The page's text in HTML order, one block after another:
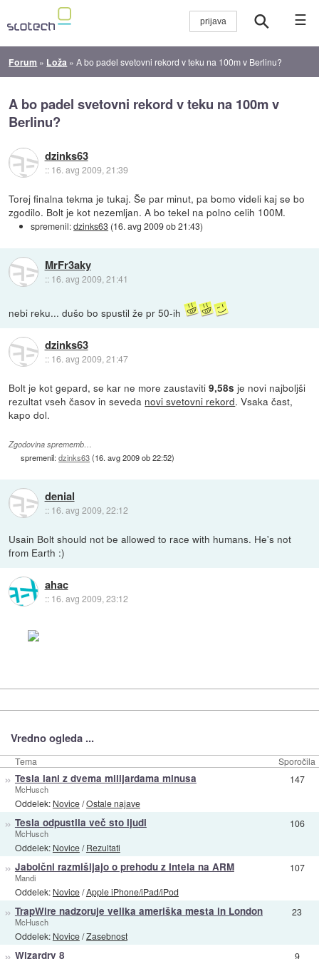
☰
Forum » Loža »A bo padel svetovni rekord v teku na 100m v Berlinu?
A bo padel svetovni rekord v teku na 100m v
Berlinu?
dzinks63
:: 16. avg 2009, 21:39
Torej finalna tekma je tukaj. Še par minut, pa bomo videli kaj se bo
zgodilo. Bolt je kot nezemljan. A bo tekel na polno celih 100M.
spremenil:dzinks63 (16. avg 2009 ob 21:43)
MrFr3aky
:: 16. avg 2009, 21:41
nebi reku... dušo bo spustil že pr 50-ih
dzinks63
:: 16. avg 2009, 21:47
Bolt je kot gepard, se kar ne more zaustaviti 9,58s je novi najboljši
rezultat vseh časov in seveda novi svetovni rekord. Vsaka čast,
kapo dol.
Zgodovina sprememb…
spremenil:dzinks63(16. avg 2009 ob 22:52)
denial
:: 16. avg 2009, 22:12
Usain Bolt should not be allowed to race with humans. He's not
from Earth :)
ahac
:: 16. avg 2009, 23:12
Vredno ogleda ...
Tema Sporočila
» Tesla lani z dvema milijardama minusa
McHusch
Oddelek: Novice/Ostale najave
147
» Tesla odpustila več sto ljudi
McHusch
Oddelek: Novice/Rezultati
106
» Jabolčni razmišljajo o prehodu z Intela na ARM
Mandi
Oddelek: Novice/Apple iPhone/iPad/iPod
107
» TrapWire nadzoruje velika ameriška mesta in London
McHusch
Oddelek: Novice/Zasebnost
23
Wizardry 8 9